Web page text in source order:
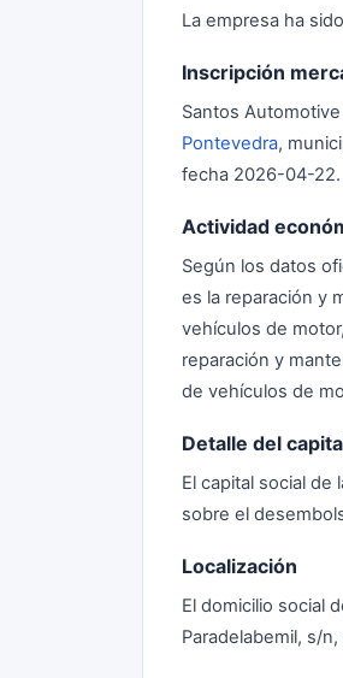
La empresa ha
Inscripción
Santos
Pontevedra,
fecha 2026-04-22.
Actividad
Según los datos
es la reparación y
vehículos de
reparación y
de vehículos de
Detalle del
El capital social
sobre el
Localización
El domicilio social
Paradelabemil, s/